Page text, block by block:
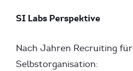
SI Labs Perspektive
Nach Jahren Recruiting für
Selbstorganisation: